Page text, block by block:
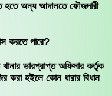
হতে অন্য আদালতে ফৌজদারী
করতে পারে?
ভারপ্রাপ্ত অফিসার কর্তৃক
করা হইলে কোন ধারার বিধান